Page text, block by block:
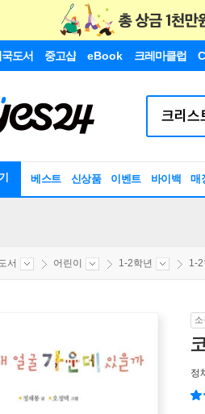
도서 중고샵 eBook 크레마클럽
베스트 신상품 이벤트 바이백 매
서 어린이 1-2학년 1-
정